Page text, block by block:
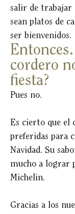
salir de trabajar
sean platos de
ser bienvenidos.
cordero
fiesta?
Pues no.
Es cierto que el
preferidas para
Navidad. Su
mucho a lograr
Michelin.
Gracias a los